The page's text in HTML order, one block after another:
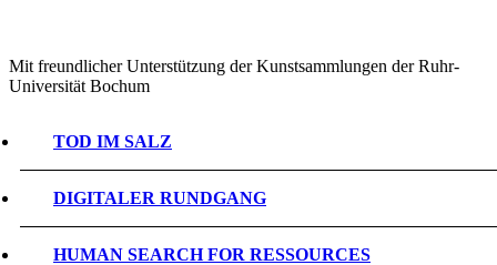
Mit freundlicher Unterstützung der Kunstsammlungen der Ruhr-
Universität Bochum
TOD IM SALZ
DIGITALER RUNDGANG
HUMAN SEARCH FOR RESSOURCES